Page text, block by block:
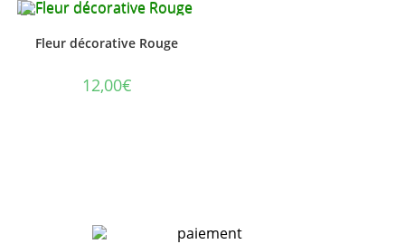
Fleur décorative Rouge
12,00€